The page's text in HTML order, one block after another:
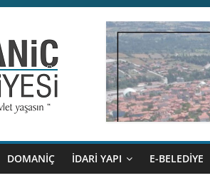
DOMANİÇ İDARİ YAPI E-BELEDİYE